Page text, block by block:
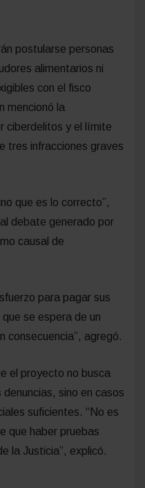
postularse personas
alimentarios ni
con el fisco
mencionó la
ciberdelitos y el límite
tres infracciones graves
que es lo correcto”,
debate generado por
causal de
para pagar sus
se espera de un
consecuencia”, agregó.
el proyecto no busca
sino en casos
suficientes. “No es
que haber pruebas
la Justicia”, explicó.